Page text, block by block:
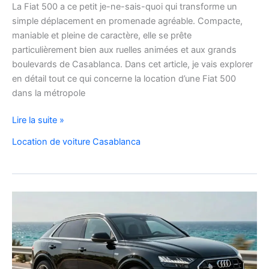
La Fiat 500 a ce petit je-ne-sais-quoi qui transforme un
simple déplacement en promenade agréable. Compacte,
maniable et pleine de caractère, elle se prête
particulièrement bien aux ruelles animées et aux grands
boulevards de Casablanca. Dans cet article, je vais explorer
en détail tout ce qui concerne la location d’une Fiat 500
dans la métropole
Voyager
Casablanca
Fiat
500
charme,
pratiques
et
bons
Lire la suite »
Location de voiture Casablanca